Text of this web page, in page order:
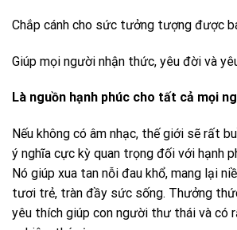
Chắp cánh cho sức tưởng tượng được
Giúp mọi người nhận thức, yêu đời và
Là nguồn hạnh phúc cho tất cả mọi
Nếu không có âm nhạc, thế giới sẽ rất
ý nghĩa cực kỳ quan trọng đối với hạnh
Nó giúp xua tan nỗi đau khổ, mang lại
tươi trẻ, tràn đầy sức sống. Thưởng
yêu thích giúp con người thư thái và có